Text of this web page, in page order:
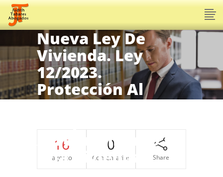
Nueva Ley De
Vivienda. Ley
12/2023.
Protección Al
Consumidor En
Arrendamiento De
Una Vivienda.
16
agosto
0
Comentarios Share